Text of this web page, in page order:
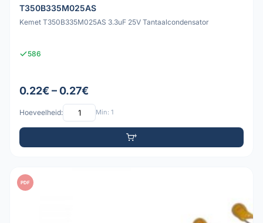
T350B335M025AS
Kemet T350B335M025AS 3.3uF 25V Tantaalcondensator
586
0.22€ – 0.27€
Hoeveelheid: Min: 1
PDF